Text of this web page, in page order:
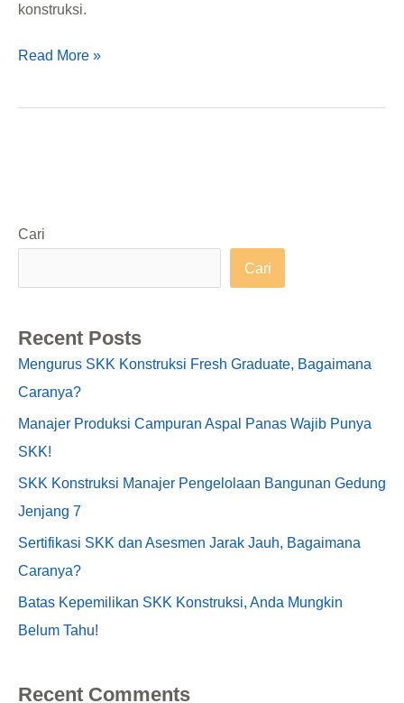
konstruksi.
Read More »
Cari
Cari
Recent Posts
Mengurus SKK Konstruksi Fresh Graduate, Bagaimana
Caranya?
Manajer Produksi Campuran Aspal Panas Wajib Punya
SKK!
SKK Konstruksi Manajer Pengelolaan Bangunan Gedung
Jenjang 7
Sertifikasi SKK dan Asesmen Jarak Jauh, Bagaimana
Caranya?
Batas Kepemilikan SKK Konstruksi, Anda Mungkin
Belum Tahu!
Recent Comments